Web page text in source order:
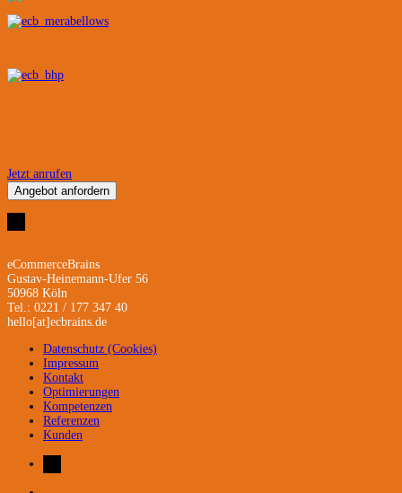
Jetzt anrufen
Angebot anfordern
eCommerceBrains
Gustav-Heinemann-Ufer 56
50968 Köln
Tel.: 0221 / 177 347 40
hello[at]ecbrains.de
Datenschutz (Cookies)
Impressum
Kontakt
Optimierungen
Kompetenzen
Referenzen
Kunden